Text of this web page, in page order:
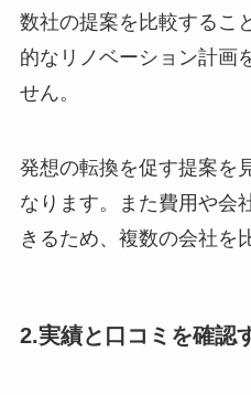
数社の提案を比較するこ
的なリノベーション計画
せん。
発想の転換を促す提案を
なります。また費用や会
きるため、複数の会社を
2.実績と口コミを確認